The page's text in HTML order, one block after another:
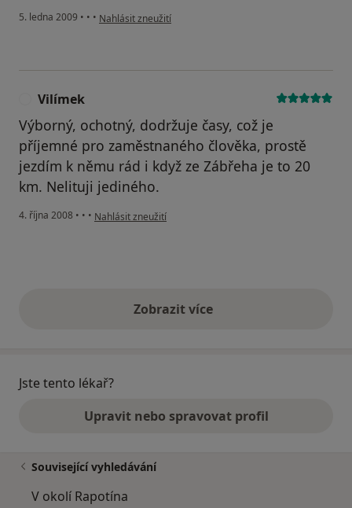
5. ledna 2009 • • • podle názoru uživatele Z
Nahlásit zneužití
Vilímek
Výborný, ochotný, dodržuje časy, což je
příjemné pro zaměstnaného člověka, prostě
jezdím k němu rád i když ze Zábřeha je to 20
km. Nelituji jediného.
4. října 2008 • • • podle názoru uživatele Vilímek
Nahlásit zneužití
Zobrazit vícevýše uvedené názory
Jste tento lékař?
Upravit nebo spravovat profil
Související vyhledávání
V okolí Rapotína